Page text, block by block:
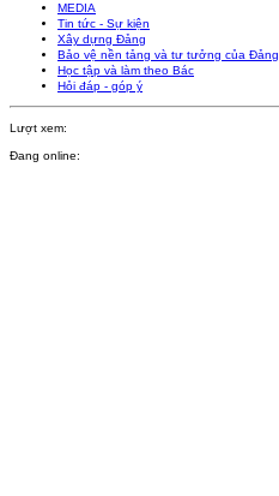
MEDIA
Tin tức - Sự kiện
Xây dựng Đảng
Bảo vệ nền tảng và tư tưởng của Đảng
Học tập và làm theo Bác
Hỏi đáp - góp ý
Lượt xem:
Đang online: